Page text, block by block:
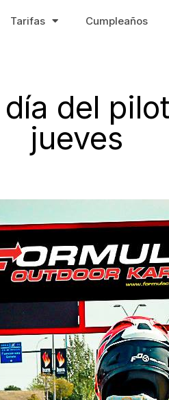
Tarifas Cumpleaños
del
jueves